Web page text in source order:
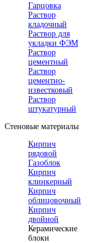
Гарцовка
Раствор
кладочный
Раствор для
укладки ФЭМ
Раствор
цементный
Раствор
цементно-
известковый
Раствор
штукатурный
Стеновые материалы
Кирпич
рядовой
Газоблок
Кирпич
клинкерный
Кирпич
облицовочный
Кирпич
двойной
Керамические
блоки